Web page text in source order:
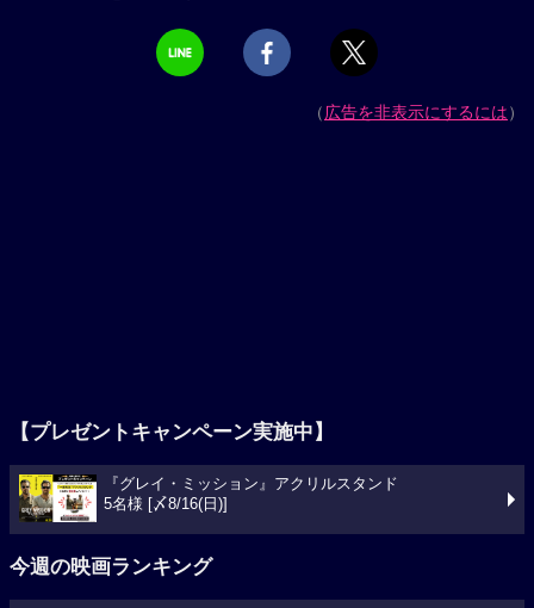
（広告を非表示にするには）
【プレゼントキャンペーン実施中】
『グレイ・ミッション』アクリルスタンド
5名様 [〆8/16(日)]
今週の映画ランキング